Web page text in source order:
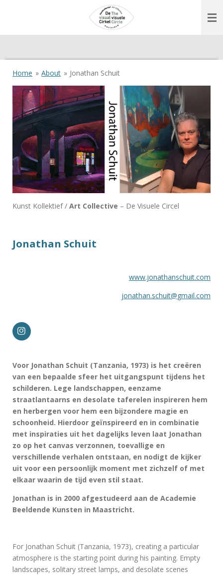
Home » About » Jonathan Schuit
Kunst Kollektief / Art Collective – De Visuele Circel
Jonathan Schuit
www.jonathanschuit.com
jonathan.schuit@gmail.com
I
n
a
g
r
a
m
Voor Jonathan Schuit (Tanzania, 1973) is het creëren
van een bepaalde sfeer het uitgangspunt tijdens het
schilderen. Lege landschappen, eenzame
straatlantaarns en desolate taferelen inspireren hem
en herbergen voor hem een bijzondere magie en
schoonheid. Hierdoor geïnspireerd en in combinatie
met inspiraties uit het dagelijks leven laat Jonathan
zo op het canvas verzonnen, toevallige en
verschillende verhalen ontstaan, en nodigt de kijker
uit voor een persoonlijk moment met zichzelf of met
elkaar waarin de tijd even stil staat.
Jonathan is in 2000 afgestudeerd aan de Academie
Beeldende Kunsten in Maastricht.
For Jonathan Schuit (Tanzania, 1973), creating a particular
atmosphere is the starting point during his painting. Empty
landscapes, solitary street lamps, and desolate scenes